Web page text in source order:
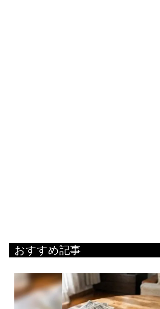
おすすめ記事